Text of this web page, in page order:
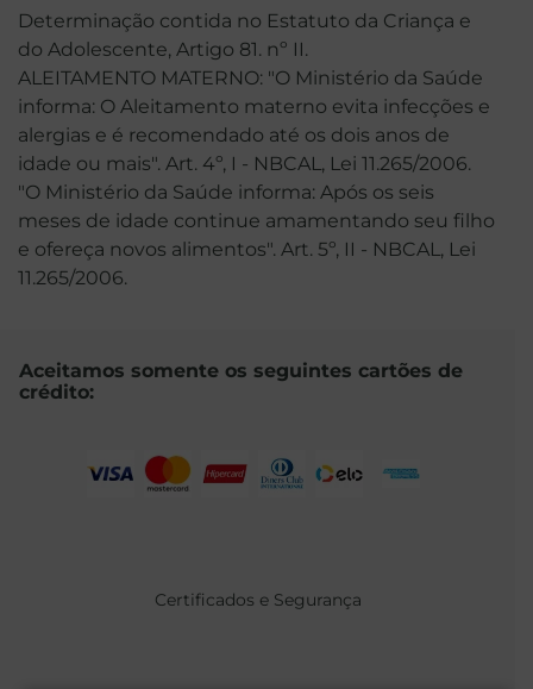
Determinação contida no Estatuto da Criança e
do Adolescente, Artigo 81. nº II.
ALEITAMENTO MATERNO: "O Ministério da Saúde
informa: O Aleitamento materno evita infecções e
alergias e é recomendado até os dois anos de
idade ou mais". Art. 4º, I - NBCAL, Lei 11.265/2006.
"O Ministério da Saúde informa: Após os seis
meses de idade continue amamentando seu filho
e ofereça novos alimentos". Art. 5º, II - NBCAL, Lei
11.265/2006.
Aceitamos somente os seguintes cartões de
crédito:
Certificados e Segurança